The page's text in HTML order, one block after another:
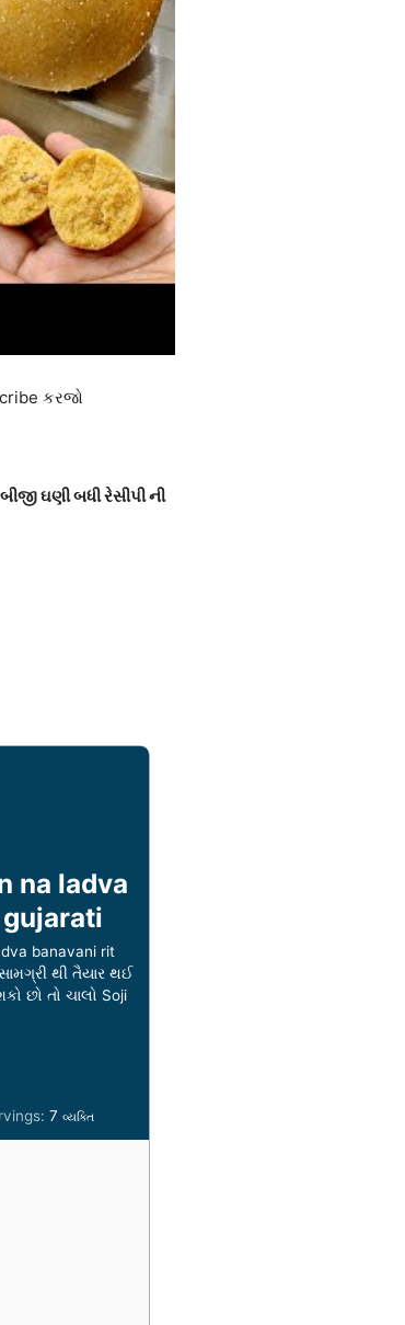
કરજો
બીજી ઘણી બધી રેસીપી ની
na ladva
banavani rit
થી તૈયાર થઈ
છો તો ચાલો Soji
7 વ્યક્તિ